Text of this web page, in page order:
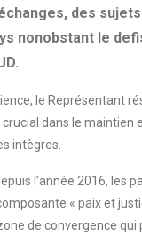
des
nonobstant le
le Représentant
crucial dans le
intègres.
l’année 2016,
« paix et
de convergence